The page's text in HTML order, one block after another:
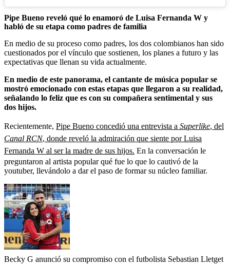
Pipe Bueno reveló qué lo enamoró de Luisa Fernanda W y
habló de su etapa como padres de familia
En medio de su proceso como padres, los dos colombianos han sido
cuestionados por el vínculo que sostienen, los planes a futuro y las
expectativas que llenan su vida actualmente.
En medio de este panorama, el cantante de música popular se
mostró emocionado con estas etapas que llegaron a su realidad,
señalando lo feliz que es con su compañera sentimental y sus
dos hijos.
Recientemente, Pipe Bueno concedió una entrevista a Superlike, del
Canal RCN, donde reveló la admiración que siente por Luisa
Fernanda W al ser la madre de sus hijos. En la conversación le
preguntaron al artista popular qué fue lo que lo cautivó de la
youtuber, llevándolo a dar el paso de formar su núcleo familiar.
Becky G anunció su compromiso con el futbolista Sebastian Lletget